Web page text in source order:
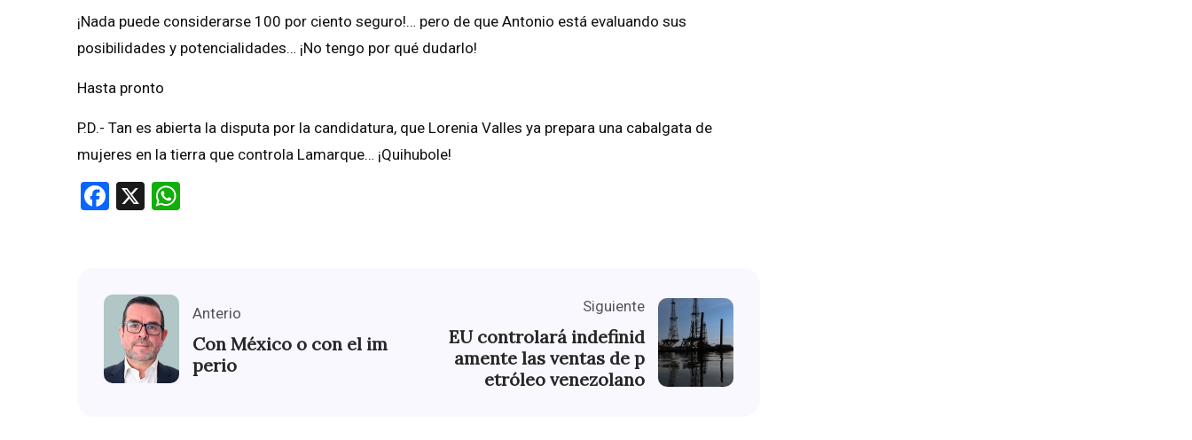
¡Nada puede considerarse 100 por ciento seguro!… pero de que Antonio está evaluando sus
posibilidades y potencialidades… ¡No tengo por qué dudarlo!
Hasta pronto
P.D.- Tan es abierta la disputa por la candidatura, que Lorenia Valles ya prepara una cabalgata de
mujeres en la tierra que controla Lamarque… ¡Quihubole!
Facebook
X
Anterio
Con México o con el im
perio
Siguiente
EU controlará indefinid
amente las ventas de p
etróleo venezolano